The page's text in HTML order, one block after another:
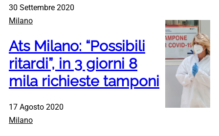
30 Settembre 2020
Milano
Ats Milano: “Possibili
ritardi”, in 3 giorni 8
mila richieste tamponi
17 Agosto 2020
Milano